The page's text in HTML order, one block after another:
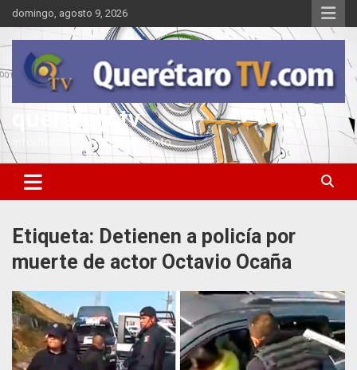
Saltar
al
contenido
domingo, agosto 9, 2026
queretarotv
Información y entretenimiento
Etiqueta: Detienen a policía por
muerte de actor Octavio Ocaña